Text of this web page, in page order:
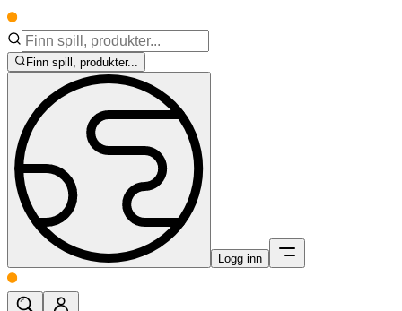
Finn spill, produkter...
Logg inn